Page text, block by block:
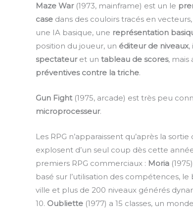
Maze War(1973, mainframe) est un le
case dans des couloirs tracés en
une IA basique, une représentation
position du joueur, un éditeur de niveaux,
spectateuret un tableau de scores, mais
préventives contre la triche.
Gun Fight(1975, arcade) est très peu
microprocesseur.
Les RPG n’apparaissent qu’après la
explosent d’un seul coup dès cette
premiers RPG commerciaux : Moria
basé sur l’utilisation des compétences,
ville et plus de 200 niveaux générés
10. Oubliette (1977) a 15 classes, un